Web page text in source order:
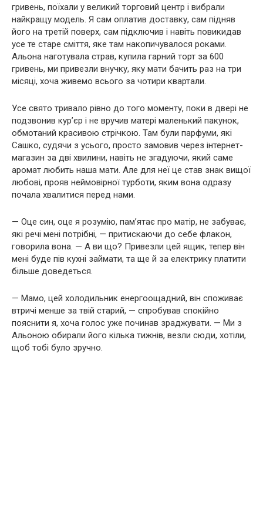
гривень, поїхали у великий торговий центр і вибрали
найкращу модель. Я сам оплатив доставку, сам підняв
його на третій поверх, сам підключив і навіть повикидав
усе те старе сміття, яке там накопичувалося роками.
Альона наготувала страв, купила гарний торт за 600
гривень, ми привезли внучку, яку мати бачить раз на три
місяці, хоча живемо всього за чотири квартали.
Усе свято тривало рівно до того моменту, поки в двері не
подзвонив кур’єр і не вручив матері маленький пакунок,
обмотаний красивою стрічкою. Там були парфуми, які
Сашко, судячи з усього, просто замовив через інтернет-
магазин за дві хвилини, навіть не згадуючи, який саме
аромат любить наша мати. Але для неї це став знак вищої
любові, прояв неймовірної турботи, яким вона одразу
почала хвалитися перед нами.
— Оце син, оце я розумію, пам’ятає про матір, не забуває,
які речі мені потрібні, — притискаючи до себе флакон,
говорила вона. — А ви що? Привезли цей ящик, тепер він
мені буде пів кухні займати, та ще й за електрику платити
більше доведеться.
— Мамо, цей холодильник енергоощадний, він споживає
втричі менше за твій старий, — спробував спокійно
пояснити я, хоча голос уже починав зраджувати. — Ми з
Альоною обирали його кілька тижнів, везли сюди, хотіли,
щоб тобі було зручно.